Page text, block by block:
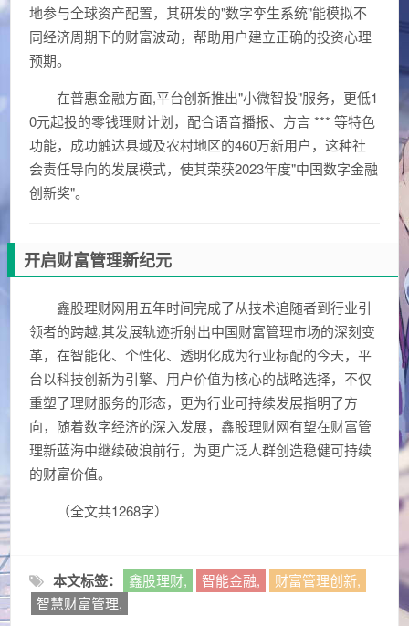
地参与全球资产配置，其研发的"数字孪生系统"能模拟不
同经济周期下的财富波动，帮助用户建立正确的投资心理
预期。
在普惠金融方面,平台创新推出"小微智投"服务，更低1
0元起投的零钱理财计划，配合语音播报、方言 *** 等特色
功能，成功触达县域及农村地区的460万新用户，这种社
会责任导向的发展模式，使其荣获2023年度"中国数字金融
创新奖"。
开启财富管理新纪元
鑫股理财网用五年时间完成了从技术追随者到行业引
领者的跨越,其发展轨迹折射出中国财富管理市场的深刻变
革，在智能化、个性化、透明化成为行业标配的今天，平
台以科技创新为引擎、用户价值为核心的战略选择，不仅
重塑了理财服务的形态，更为行业可持续发展指明了方
向，随着数字经济的深入发展，鑫股理财网有望在财富管
理新蓝海中继续破浪前行，为更广泛人群创造稳健可持续
的财富价值。
（全文共1268字）
本文标签： 鑫股理财, 智能金融,
财富管理创新,
智慧财富管理,